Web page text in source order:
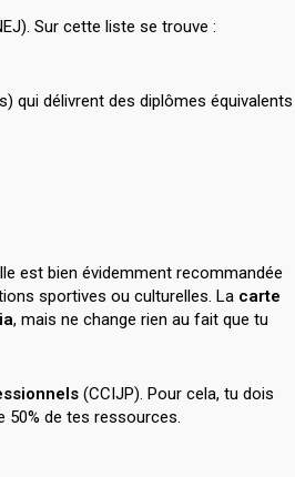
Sur cette liste se trouve :
qui délivrent des diplômes équivalents
est bien évidemment recommandée
sportives ou culturelles. La carte
, mais ne change rien au fait que tu
(CCIJP). Pour cela, tu dois
de tes ressources.